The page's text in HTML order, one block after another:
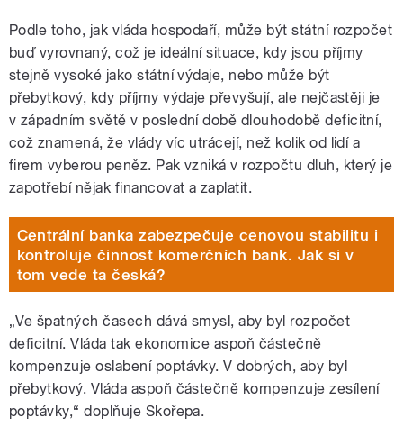
Podle toho, jak vláda hospodaří, může být státní rozpočet
buď vyrovnaný, což je ideální situace, kdy jsou příjmy
stejně vysoké jako státní výdaje, nebo může být
přebytkový, kdy příjmy výdaje převyšují, ale nejčastěji je
v západním světě v poslední době dlouhodobě deficitní,
což znamená, že vlády víc utrácejí, než kolik od lidí a
firem vyberou peněz. Pak vzniká v rozpočtu dluh, který je
zapotřebí nějak financovat a zaplatit.
Centrální banka zabezpečuje cenovou stabilitu i
kontroluje činnost komerčních bank. Jak si v
tom vede ta česká?
„Ve špatných časech dává smysl, aby byl rozpočet
deficitní. Vláda tak ekonomice aspoň částečně
kompenzuje oslabení poptávky. V dobrých, aby byl
přebytkový. Vláda aspoň částečně kompenzuje zesílení
poptávky,“ doplňuje Skořepa.